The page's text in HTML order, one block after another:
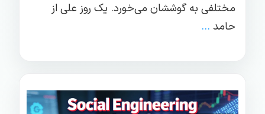
مختلفی به گوششان می‌خورد. یک روز علی از
حامد ...